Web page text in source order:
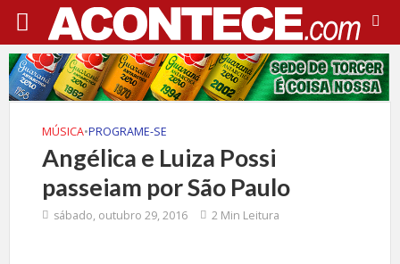
MÚSICA•PROGRAME-SE
Angélica e Luiza Possi
passeiam por São Paulo
sábado, outubro 29, 2016 2 Min Leitura